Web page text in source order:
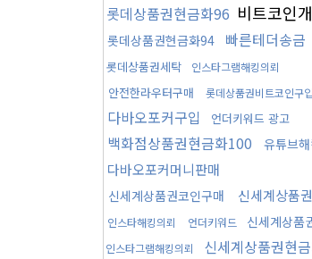
롯데상품권현금화96 비트코인
롯데상품권현금화94 빠른테더송금
롯데상품권세탁
인스타그램해킹의뢰
안전한라우터구매 롯데상품권비트코인구입
다바오포커구입 언더키워드 광고
백화점상품권현금화100 유튜브
다바오포커머니판매
신세계상품권코인구매 신세계상품
인스타해킹의뢰 언더키워드 신세계상품
인스타그램해킹의뢰 신세계상품권현